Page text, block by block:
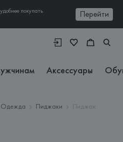
покупать
Перейти
Аксессуары
Одежда Пиджаки
Пиджак